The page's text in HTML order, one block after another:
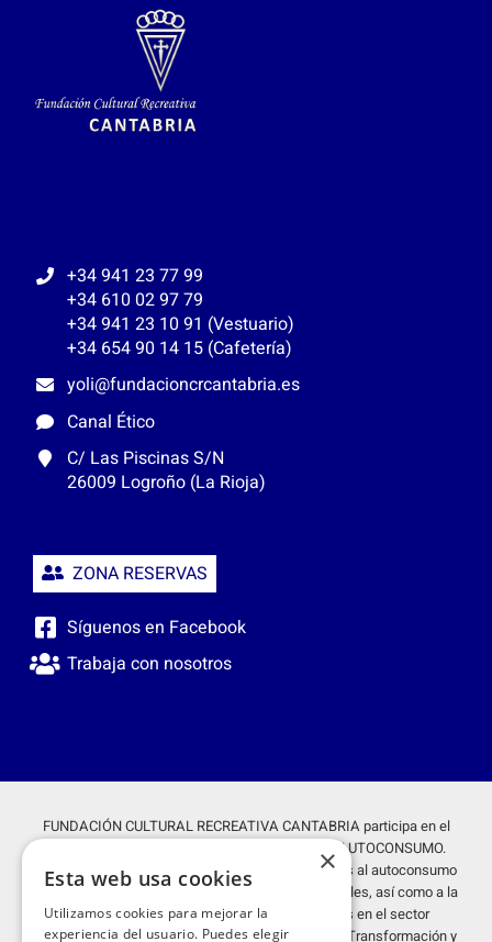
+34 941 23 77 99
+34 610 02 97 79
+34 941 23 10 91 (Vestuario)
+34 654 90 14 15 (Cafetería)
yoli@fundacioncrcantabria.es
Canal Ético
C/ Las Piscinas S/N
26009 Logroño (La Rioja)
ZONA RESERVAS
Síguenos en Facebook
Trabaja con nosotros
FUNDACIÓN CULTURAL RECREATIVA CANTABRIA participa en el
proyecto GENERACIÓN FOTOVOLTÁICA PARA AUTOCONSUMO.
Proyecto acogido al programa de incentivos ligados al autoconsumo
y almacenamiento, con fuentes de energía renovables, así como a la
implantación de sistemas térmicos renovables en el sector
residencial en el marco del Plan de Recuperación, Transformación y
×
Esta web usa cookies
Utilizamos cookies para mejorar la
experiencia del usuario. Puedes elegir